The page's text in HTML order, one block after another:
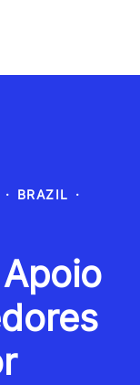
· BRAZIL ·